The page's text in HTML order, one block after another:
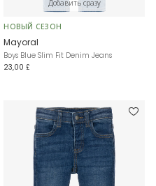
Добавить сразу
НОВЫЙ СЕЗОН
Mayoral
Boys Blue Slim Fit Denim Jeans
23,00 £